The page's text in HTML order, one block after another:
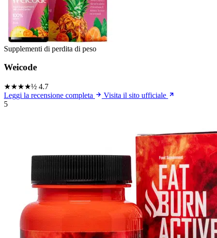
Supplementi di perdita di peso
Weicode
★★★★½ 4.7
Leggi la recensione completa
Visita il sito ufficiale
5